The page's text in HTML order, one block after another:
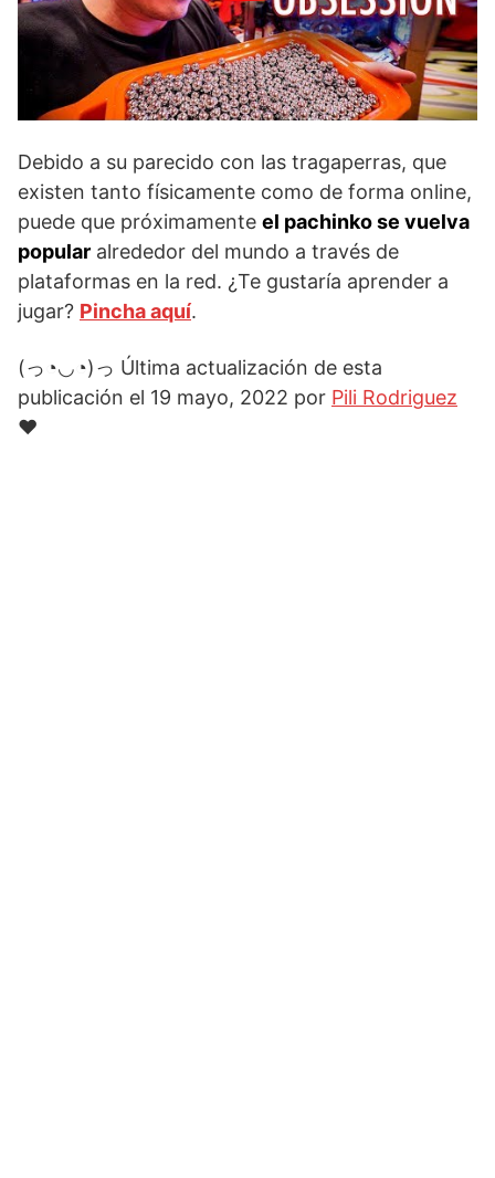
Debido a su parecido con las tragaperras, que
existen tanto físicamente como de forma online,
puede que próximamente el pachinko se vuelva
popular alrededor del mundo a través de
plataformas en la red. ¿Te gustaría aprender a
jugar? Pincha aquí.
(っ◔◡◔)っ Última actualización de esta
publicación el 19 mayo, 2022 por Pili Rodriguez
♥